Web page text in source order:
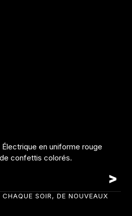
SOIR, DE NOUVEAUX